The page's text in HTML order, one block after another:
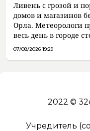
Ливень с грозой и
домов и магазинов
Орла. Метеорологи
весь день в городе
07/08/2026 19:29
2022 ©
Учредитель